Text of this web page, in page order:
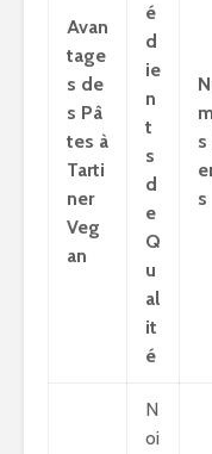
Avan
tage
s de
s Pâ
tes à
Tarti
ner
Veg
an
é
d
ie
n
t
s
d
e
Q
u
al
it
é
s
s
N
oi